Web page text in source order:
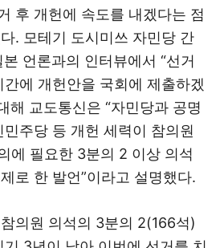
후 개헌에 속도를 내겠다는 점
. 모테기 도시미쓰 자민당 간
언론과의 인터뷰에서 “선거
에 개헌안을 국회에 제출하겠
해 교도통신은 “자민당과 공명
주당 등 개헌 세력이 참의원
에 필요한 3분의 2 이상 의석
로 한 발언”이라고 설명했다.
의원 의석의 3분의 2(166석)